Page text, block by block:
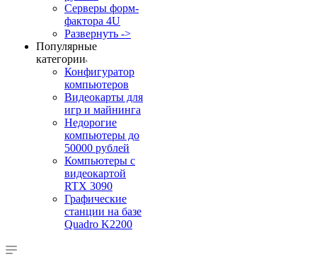
Серверы форм-
фактора 4U
Развернуть ->
Популярные
категории
Конфигуратор
компьютеров
Видеокарты для
игр и майнинга
Недорогие
компьютеры до
50000 рублей
Компьютеры с
видеокартой
RTX 3090
Графические
станции на базе
Quadro K2200